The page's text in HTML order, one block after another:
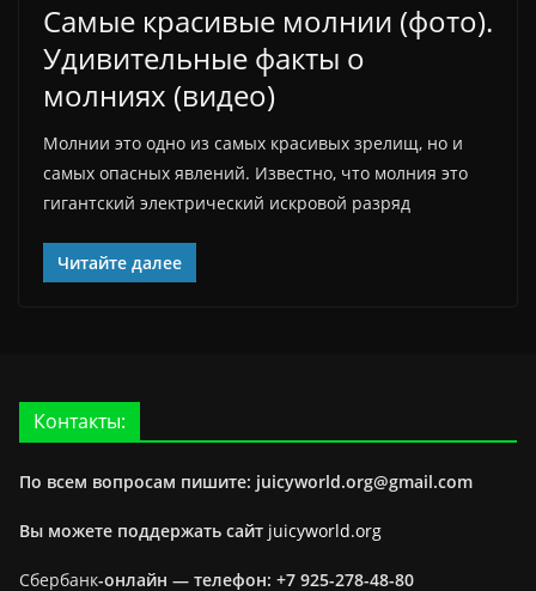
Самые красивые молнии (фото).
Удивительные факты о
молниях (видео)
Молнии это одно из самых красивых зрелищ, но и
самых опасных явлений. Известно, что молния это
гигантский электрический искровой разряд
Читайте далее
Контакты:
По всем вопросам пишите: juicyworld.org@gmail.com
Вы можете поддержать сайт juicyworld.org
Сбербанк-онлайн — телефон: +7 925-278-48-80